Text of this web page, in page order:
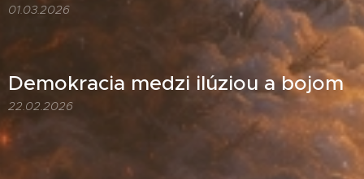
01.03.2026
Demokracia medzi ilúziou a bojom
22.02.2026